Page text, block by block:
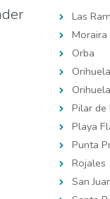
Las
Moraira
Orba
Orihuela
Pilar de
Playa
Punta
Rojales
San